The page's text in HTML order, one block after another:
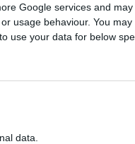
Google services and
usage behaviour. You
use your data for below
data.
QUI